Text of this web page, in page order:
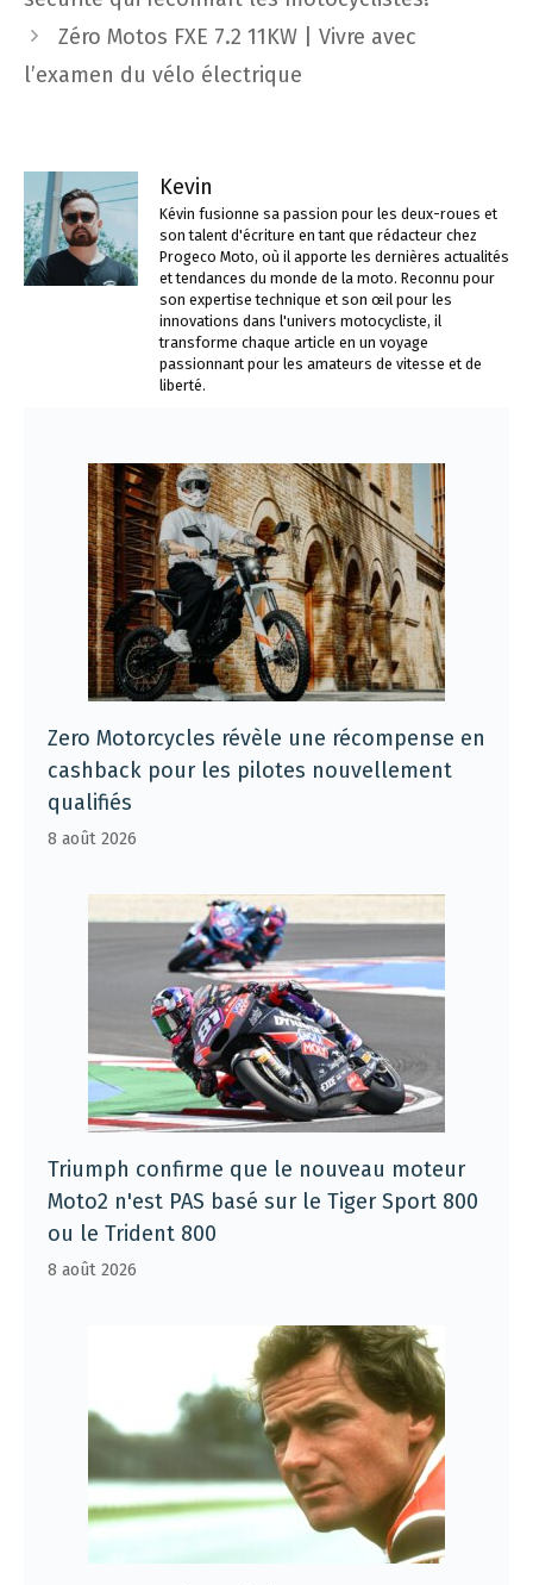
articles
Zéro Motos FXE 7.2 11KW | Vivre avec
l’examen du vélo électrique
Kevin
Kévin fusionne sa passion pour les deux-roues et
son talent d'écriture en tant que rédacteur chez
Progeco Moto, où il apporte les dernières actualités
et tendances du monde de la moto. Reconnu pour
son expertise technique et son œil pour les
innovations dans l'univers motocycliste, il
transforme chaque article en un voyage
passionnant pour les amateurs de vitesse et de
liberté.
Zero Motorcycles révèle une récompense en
cashback pour les pilotes nouvellement
qualifiés
8 août 2026
Triumph confirme que le nouveau moteur
Moto2 n'est PAS basé sur le Tiger Sport 800
ou le Trident 800
8 août 2026